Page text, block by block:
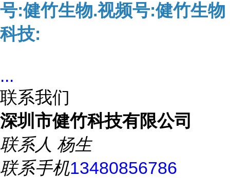
号:健竹生物.视频号:健竹生物
科技:
...
联系我们
深圳市健竹科技有限公司
联系人 杨生
联系手机13480856786